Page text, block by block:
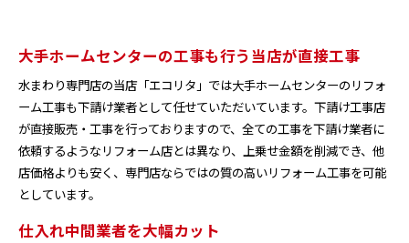
大手ホームセンターの工事も行う当店が直接工事
水まわり専門店の当店「エコリタ」では大手ホームセンターのリフォ
ーム工事も下請け業者として任せていただいています。下請け工事店
が直接販売・工事を行っておりますので、全ての工事を下請け業者に
依頼するようなリフォーム店とは異なり、上乗せ金額を削減でき、他
店価格よりも安く、専門店ならではの質の高いリフォーム工事を可能
としています。
仕入れ中間業者を大幅カット